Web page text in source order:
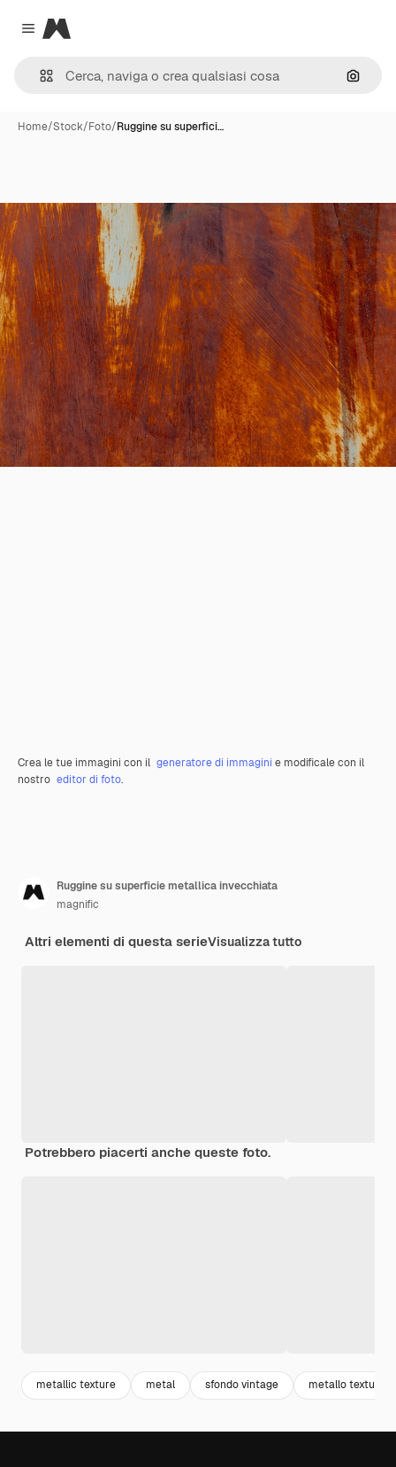
Close menu
Magnific
Cerca
Home/Stock/Foto/Ruggine su superfici…
Crea le tue immagini con il generatore di immagini e modificale con il
nostro editor di foto.
Ruggine su superficie metallica invecchiata
magnific
Altri elementi di questa serieVisualizza tutto
Potrebbero piacerti anche queste foto.
metallic texture metal sfondo vintage metallo texture